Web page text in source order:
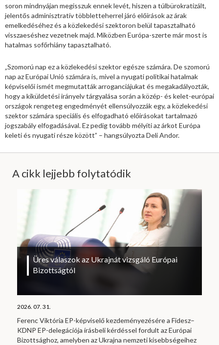
soron mindnyájan megisszuk ennek levét, hiszen a túlbürokratizált,
jelentős adminisztratív többletteherrel járó előírások az árak
emelkedéséhez és a közlekedési szektoron belül tapasztalható
visszaeséshez vezetnek majd. Miközben Európa-szerte már most is
hatalmas sofőrhiány tapasztalható.
„Szomorú nap ez a közlekedési szektor egésze számára. De szomorú
nap az Európai Unió számára is, mivel a nyugati politikai hatalmak
képviselői ismét megmutatták arroganciájukat és megakadályozták,
hogy a kiküldetési irányelv tárgyalása során a közép- és kelet-európai
országok rengeteg engedményét ellensúlyozzák egy, a közlekedési
szektor számára speciális és elfogadható előírásokat tartalmazó
jogszabály elfogadásával. Ez pedig tovább mélyíti az árkot Európa
keleti és nyugati része között” – hangsúlyozta Deli Andor.
A cikk lejjebb folytatódik
Üres válaszok az Ukrajnát vizsgáló Európai
Bizottságtól
2026. 07. 31.
Ferenc Viktória EP-képviselő kezdeményezésére a Fidesz–
KDNP EP-delegációja írásbeli kérdéssel fordult az Európai
Bizottsághoz, amelyben az Ukrajna nemzeti kisebbségeihez